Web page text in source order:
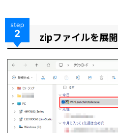
step
2 zipファイルを展開